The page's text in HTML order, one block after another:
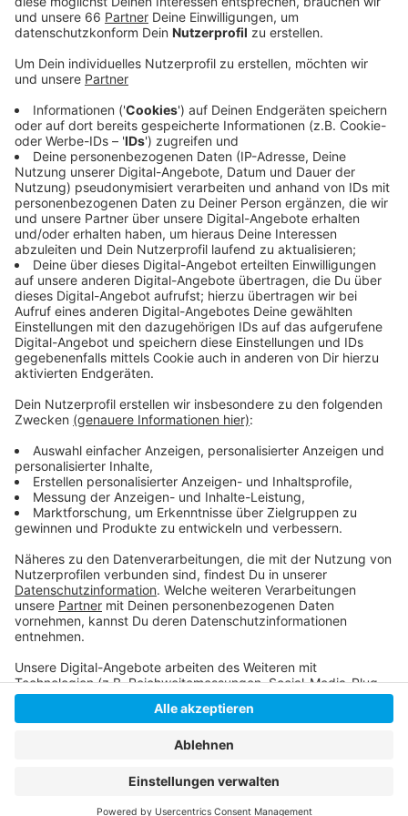
Anzeige
Am Corneliusplatz an der Königsallee gab es für
Autofahrer mehr als 50 Anzeigen oder Bußgelder, vier
Fahrzeuge wurden obendrein sichergestellt. Darunter
war auch ein früherer amerikanischer Schulbus. Der
Besitzer hatte das Fahrzeug zum Partybus umgebaut
und dadurch gegen diverse Sicherheitsvorschriften
verstoßen. Der Bus wurde von der Polizei
sichergestellt.
Anzeige
Weitere Infos und Links zum Thema
Anzeige
Anzeige